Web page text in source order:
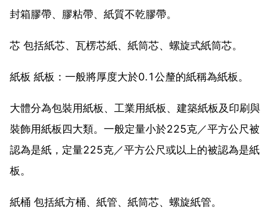
封箱膠帶、膠粘帶、紙質不乾膠帶。
芯 包括紙芯、瓦楞芯紙、紙筒芯、螺旋式紙筒芯。
紙板 紙板：一般將厚度大於0.1公釐的紙稱為紙板。
大體分為包裝用紙板、工業用紙板、建築紙板及印刷與
裝飾用紙板四大類。一般定量小於225克／平方公尺被
認為是紙，定量225克／平方公尺或以上的被認為是紙
板。
紙桶 包括紙方桶、紙管、紙筒芯、螺旋紙管。